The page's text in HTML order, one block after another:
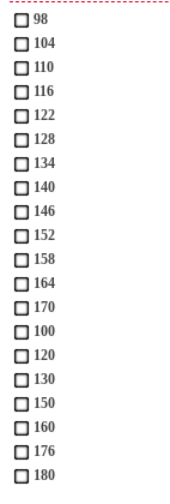
98
104
110
116
122
128
134
140
146
152
158
164
170
100
120
130
150
160
176
180